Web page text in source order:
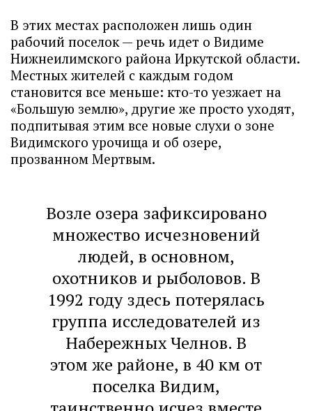
В этих местах расположен лишь один
рабочий поселок — речь идет о Видиме
Нижнеилимского района Иркутской области.
Местных жителей с каждым годом
становится все меньше: кто-то уезжает на
«Большую землю», другие же просто уходят,
подпитывая этим все новые слухи о зоне
Видимского урочища и об озере,
прозванном Мертвым.
Возле озера зафиксировано
множество исчезновений
людей, в основном,
охотников и рыболовов. В
1992 году здесь потерялась
группа исследователей из
Набережных Челнов. В
этом же районе, в 40 км от
поселка Видим,